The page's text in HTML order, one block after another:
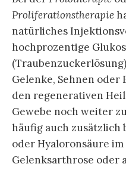
Proliferationstherapie
natürliches
hochprozentige
Gelenke, Sehnen
den regenerativen
Gewebe noch weiter
häufig auch zusätzlich
oder Hyaloronsäure
Gelenksarthrose oder